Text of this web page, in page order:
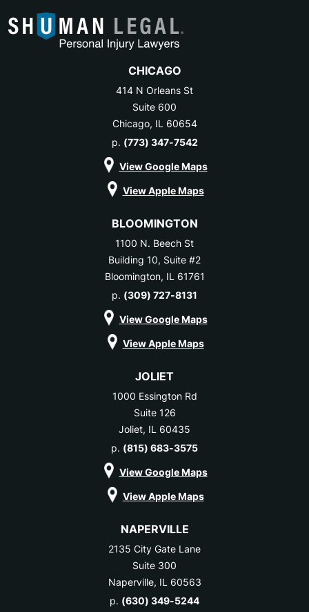
CHICAGO
414 N Orleans St
Suite 600
Chicago, IL 60654
p. (773) 347-7542
View Google Maps
View Apple Maps
BLOOMINGTON
1100 N. Beech St
Building 10, Suite #2
Bloomington, IL 61761
p. (309) 727-8131
View Google Maps
View Apple Maps
JOLIET
1000 Essington Rd
Suite 126
Joliet, IL 60435
p. (815) 683-3575
View Google Maps
View Apple Maps
NAPERVILLE
2135 City Gate Lane
Suite 300
Naperville, IL 60563
p. (630) 349-5244